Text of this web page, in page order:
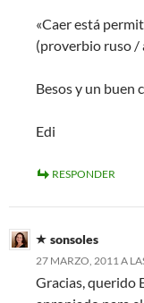
«Caer está
(proverbio ruso /
Besos y un buen
Edi
RESPONDER
sonsoles
27 MARZO, 2011 A
Gracias, querido